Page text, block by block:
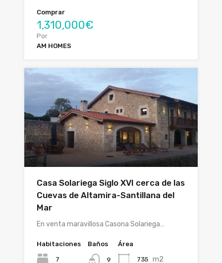
Comprar
1,310,000€
Por
AM HOMES
Casa Solariega Siglo XVI cerca de las
Cuevas de Altamira-Santillana del
Mar
En venta maravillosa Casona Solariega…
Habitaciones
7
Baños
9
Área
735 m2